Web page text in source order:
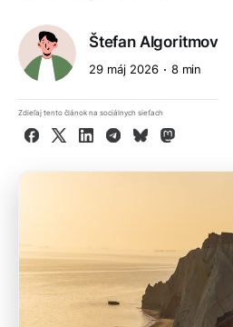
Štefan Algoritmov
29 máj 2026 8 min
Zdieľaj tento článok na sociálnych sieťach
Facebook
X LinkedInTelegram
BlueskyMastodon